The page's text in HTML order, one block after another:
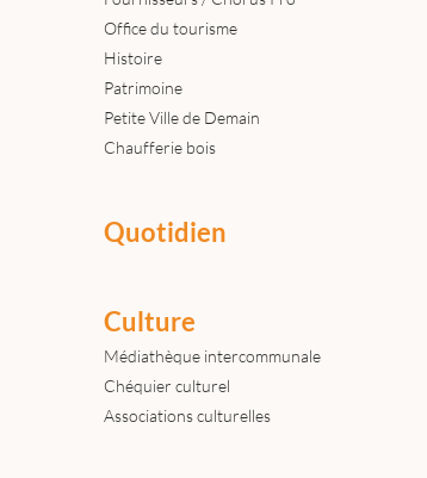
Office du tourisme
Histoire
Patrimoine
Petite Ville de Demain
Chaufferie bois
Quotidien
Culture
Médiathèque intercommunale
Chéquier culturel
Associations culturelles